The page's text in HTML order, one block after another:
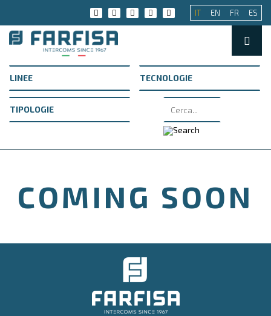
IT EN FR ES
COMING SOON